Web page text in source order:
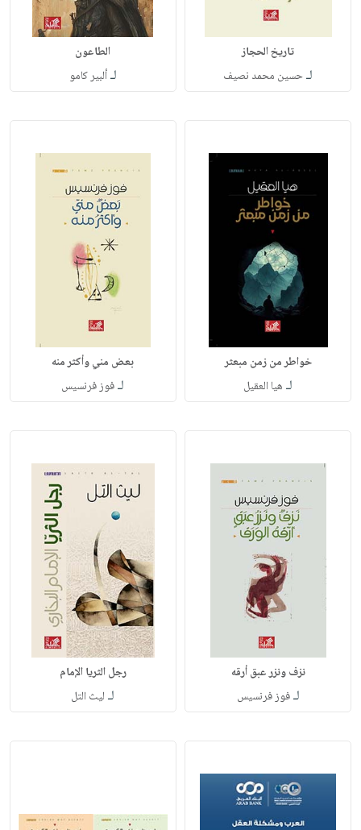
تاريخ الحجاز
لـحسين محمد نصيف
الطاعون
لـألبير كامو
خواطر من زمن مبعثر
لـ هيا العقيل
بعض مني وأكثر منه
لـفوز فرنسيس
نزف ونزر عبق أرقه
لـفوز فرنسيس
رجل الثريا الإمام
لـ ليث التل